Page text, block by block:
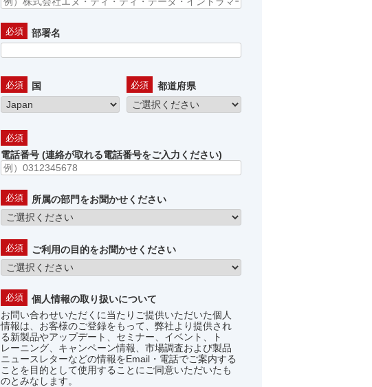
部署名
国 都道府県
電話番号 (連絡が取れる電話番号をご入力ください)
所属の部門をお聞かせください
ご利用の目的をお聞かせください
個人情報の取り扱いについて
お問い合わせいただくに当たりご提供いただいた個人
情報は、お客様のご登録をもって、弊社より提供され
る新製品やアップデート、セミナー、イベント、ト
レーニング、キャンペーン情報、市場調査および製品
ニュースレターなどの情報をEmail・電話でご案内する
ことを目的として使用することにご同意いただいたも
のとみなします。